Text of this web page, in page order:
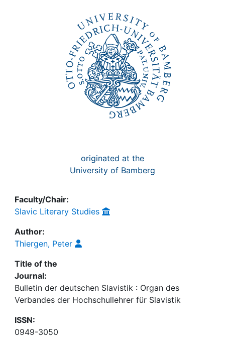
originated at the
University of Bamberg
Faculty/Chair:
Slavic Literary Studies
Author:
Thiergen, Peter
Title of the
Journal:
Bulletin der deutschen Slavistik : Organ des
Verbandes der Hochschullehrer für Slavistik
ISSN:
0949-3050